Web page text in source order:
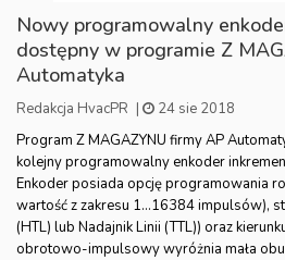
Nowy programowalny
dostępny w programie Z
Automatyka
Redakcja HvacPR |
24 sie 2018
Program Z MAGAZYNU firmy AP
kolejny programowalny enkoder
Enkoder posiada opcję programowania
wartość z zakresu 1...16384 impulsów),
(HTL) lub Nadajnik Linii (TTL)) oraz
obrotowo-impulsowy wyróżnia mała